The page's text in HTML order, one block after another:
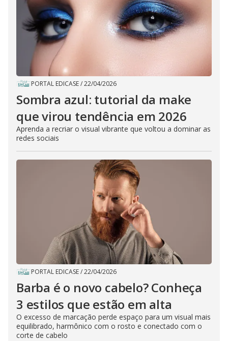
PORTAL EDICASE/22/04/2026
Sombra azul: tutorial da make
que virou tendência em 2026
Aprenda a recriar o visual vibrante que voltou a dominar as
redes sociais
PORTAL EDICASE/22/04/2026
Barba é o novo cabelo? Conheça
3 estilos que estão em alta
O excesso de marcação perde espaço para um visual mais
equilibrado, harmônico com o rosto e conectado com o
corte de cabelo